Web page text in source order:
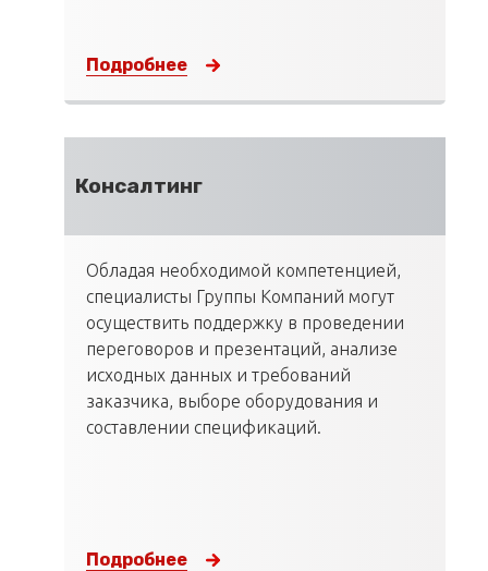
Подробнее
Консалтинг
Обладая необходимой компетенцией,
специалисты Группы Компаний могут
осуществить поддержку в проведении
переговоров и презентаций, анализе
исходных данных и требований
заказчика, выборе оборудования и
составлении спецификаций.
Подробнее